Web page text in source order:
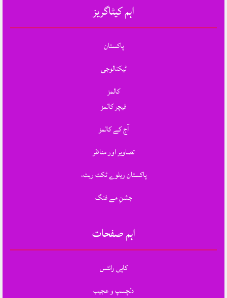
اہم کیٹاگریز
پاکستان
ٹیکنالوجی
کالمز
فیچر کالمز
آج کے کالمز
تصاویر اور مناظر
پاکستان ریلوے ٹکٹ ریٹ،
جشنِ مے فنگ
اہم صفحات
کاپی رائٹس
دلچسپ و عجیب